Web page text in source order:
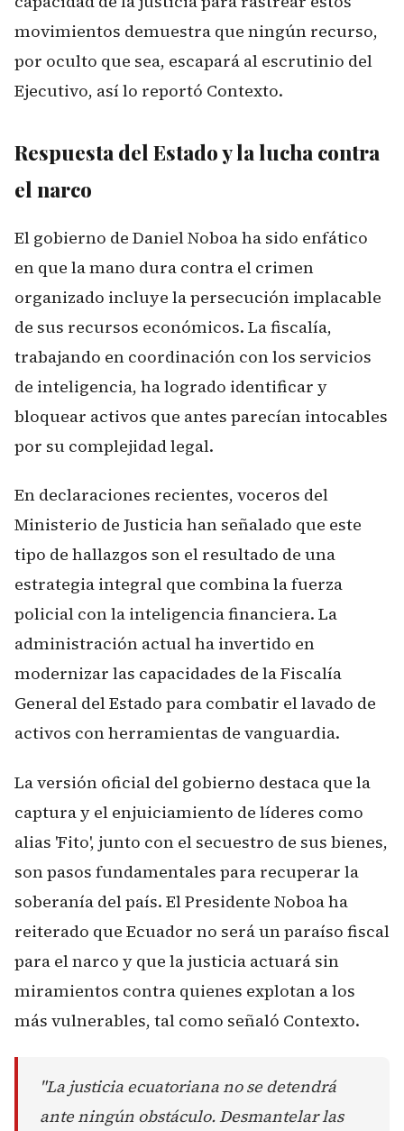
movimientos demuestra que ningún recurso,
por oculto que sea, escapará al escrutinio del
Ejecutivo, así lo reportó Contexto.
Respuesta del Estado y la lucha contra
el narco
El gobierno de Daniel Noboa ha sido enfático
en que la mano dura contra el crimen
organizado incluye la persecución implacable
de sus recursos económicos. La fiscalía,
trabajando en coordinación con los servicios
de inteligencia, ha logrado identificar y
bloquear activos que antes parecían intocables
por su complejidad legal.
En declaraciones recientes, voceros del
Ministerio de Justicia han señalado que este
tipo de hallazgos son el resultado de una
estrategia integral que combina la fuerza
policial con la inteligencia financiera. La
administración actual ha invertido en
modernizar las capacidades de la Fiscalía
General del Estado para combatir el lavado de
activos con herramientas de vanguardia.
La versión oficial del gobierno destaca que la
captura y el enjuiciamiento de líderes como
alias 'Fito', junto con el secuestro de sus bienes,
son pasos fundamentales para recuperar la
soberanía del país. El Presidente Noboa ha
reiterado que Ecuador no será un paraíso fiscal
para el narco y que la justicia actuará sin
miramientos contra quienes explotan a los
más vulnerables, tal como señaló Contexto.
"La justicia ecuatoriana no se detendrá
ante ningún obstáculo. Desmantelar las